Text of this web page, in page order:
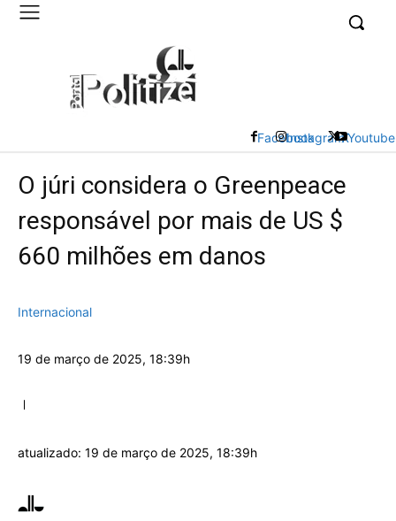
FacebookInstagramXYoutube
O júri considera o Greenpeace
responsável por mais de US $
660 milhões em danos
Internacional
19 de março de 2025, 18:39h
atualizado: 19 de março de 2025, 18:39h